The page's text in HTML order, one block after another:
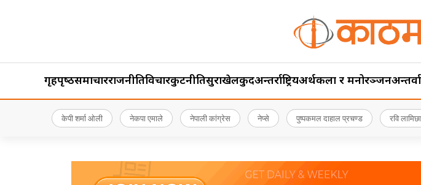
गृहपृष्‍ठसमाचारराजनीतिविचारकुटनीतिसुरक्षाखेलकुदअन्तर्राष्ट्रियअर्थकला र मनोरञ्जन
केपी शर्मा ओली नेकपा एमाले नेपाली कांग्रेस नेप्से पुष्पकमल दाहाल प्रचण्ड रवि